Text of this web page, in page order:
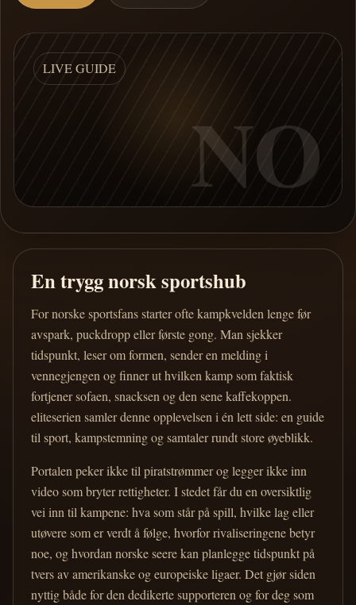
LIVE GUIDE
NO
En trygg norsk sportshub
For norske sportsfans starter ofte kampkvelden lenge før
avspark, puckdropp eller første gong. Man sjekker
tidspunkt, leser om formen, sender en melding i
vennegjengen og finner ut hvilken kamp som faktisk
fortjener sofaen, snacksen og den sene kaffekoppen.
eliteserien samler denne opplevelsen i én lett side: en guide
til sport, kampstemning og samtaler rundt store øyeblikk.
Portalen peker ikke til piratstrømmer og legger ikke inn
video som bryter rettigheter. I stedet får du en oversiktlig
vei inn til kampene: hva som står på spill, hvilke lag eller
utøvere som er verdt å følge, hvorfor rivaliseringene betyr
noe, og hvordan norske seere kan planlegge tidspunkt på
tvers av amerikanske og europeiske ligaer. Det gjør siden
nyttig både for den dedikerte supporteren og for deg som